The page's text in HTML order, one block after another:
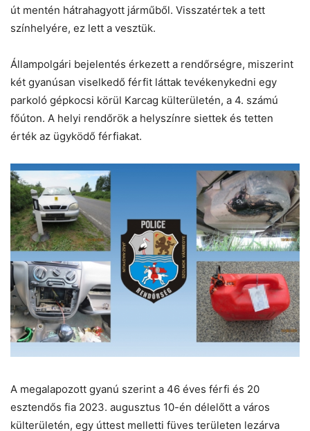
út mentén hátrahagyott járműből. Visszatértek a tett
színhelyére, ez lett a vesztük.
Állampolgári bejelentés érkezett a rendőrségre, miszerint
két gyanúsan viselkedő férfit láttak tevékenykedni egy
parkoló gépkocsi körül Karcag külterületén, a 4. számú
főúton. A helyi rendőrök a helyszínre siettek és tetten
érték az ügyködő férfiakat.
A megalapozott gyanú szerint a 46 éves férfi és 20
esztendős fia 2023. augusztus 10-én délelőtt a város
külterületén, egy úttest melletti füves területen lezárva